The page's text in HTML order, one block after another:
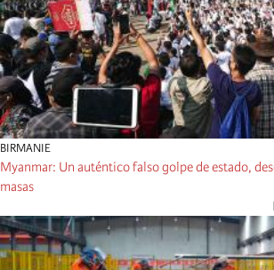
BIRMANIE
Myanmar: Un auténtico falso golpe de estado,
masas